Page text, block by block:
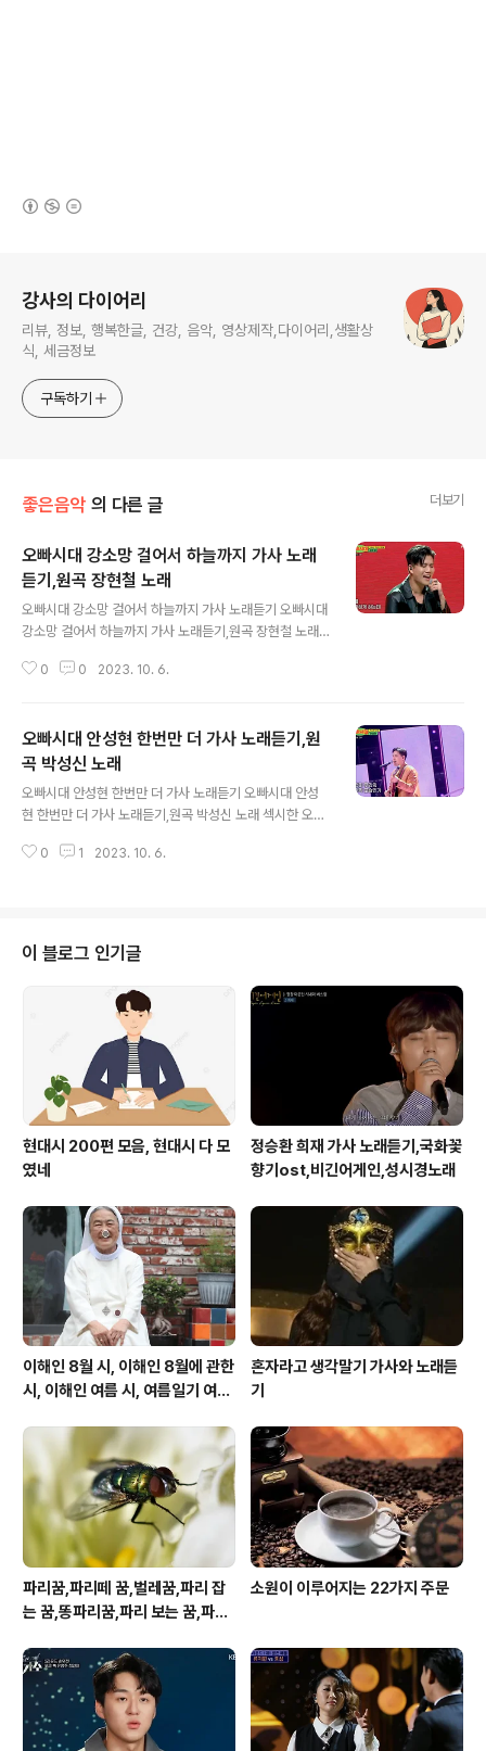
강사의 다이어리
리뷰, 정보, 행복한글, 건강, 음악, 영상제작,다이어리,생활상
식, 세금정보
구독하기
좋은음악 의 다른 글 더보기
오빠시대 강소망 걸어서 하늘까지 가사 노래
듣기,원곡 장현철 노래
오빠시대 강소망 걸어서 하늘까지 가사 노래듣기 오빠시대
강소망 걸어서 하늘까지 가사 노래듣기,원곡 장현철 노래
있다는 그 것 너에게 모두 주고 싶어 너를 위하여 마지막 그
가슴 깊은 곳에 숨겨둔 너를 생각하게 하는데 어둔 미로 속
을 헤매던 과거에는 내가 살아가는 그 이유 몰랐지만 하루
를 살 수 있었던 건 네가 있다는 그 것 너에게 모두 주고 싶
어 너를 위하여 마지막 그 하나까지 말이 없이 살아가라고
아주 쉽게 충고하지만 세상사는 어떤 사람도 강요하지 못
해 나에게 어둔 미로 속을 헤매던 과거에는 내가 살아가는
0 0 2023. 10. 6.
오빠시대 안성현 한번만 더 가사 노래듣기,원
곡 박성신 노래
오빠시대 안성현 한번만 더 가사 노래듣기 오빠시대 안성
현 한번만 더 가사 노래듣기,원곡 박성신 노래 섹시한 오빠!
이것이 우리의 마지막 모습인가 헤이 한번만 나의 눈을 바
어지는 눈물 참을수가 없다고 그냥 돌아서서 외면하는 그
대의 초라한 어깨가 슬퍼 이젠 다시 볼수 없을거란 인사에
나의 눈에 고인 눈물 방울 흐르고 그대 돌아서서 외면하고
있지만 흐르는 눈물을 알아 이렇게 쉽게 끝나는 건가 이것
이 우리의 마지막 모습인가 헤이 한번만 나의 눈을 바라봐
그대의 눈빛 기억..
0 1 2023. 10. 6.
이 블로그 인기글
현대시 200편 모음, 현대시 다 모
였네
정승환 희재 가사 노래듣기,국화꽃
향기ost,비긴어게인,성시경노래
이해인 8월 시, 이해인 8월에 관한
시, 이해인 여름 시, 여름일기 여름
혼자라고 생각말기 가사와 노래듣
기
파리꿈,파리떼 꿈,벌레꿈,파리 잡
는 꿈,똥파리꿈,파리 보는 꿈,파리
소원이 이루어지는 22가지 주문